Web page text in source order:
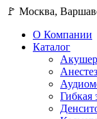
🚩 Москва,
О Компании
Каталог
Гибкая